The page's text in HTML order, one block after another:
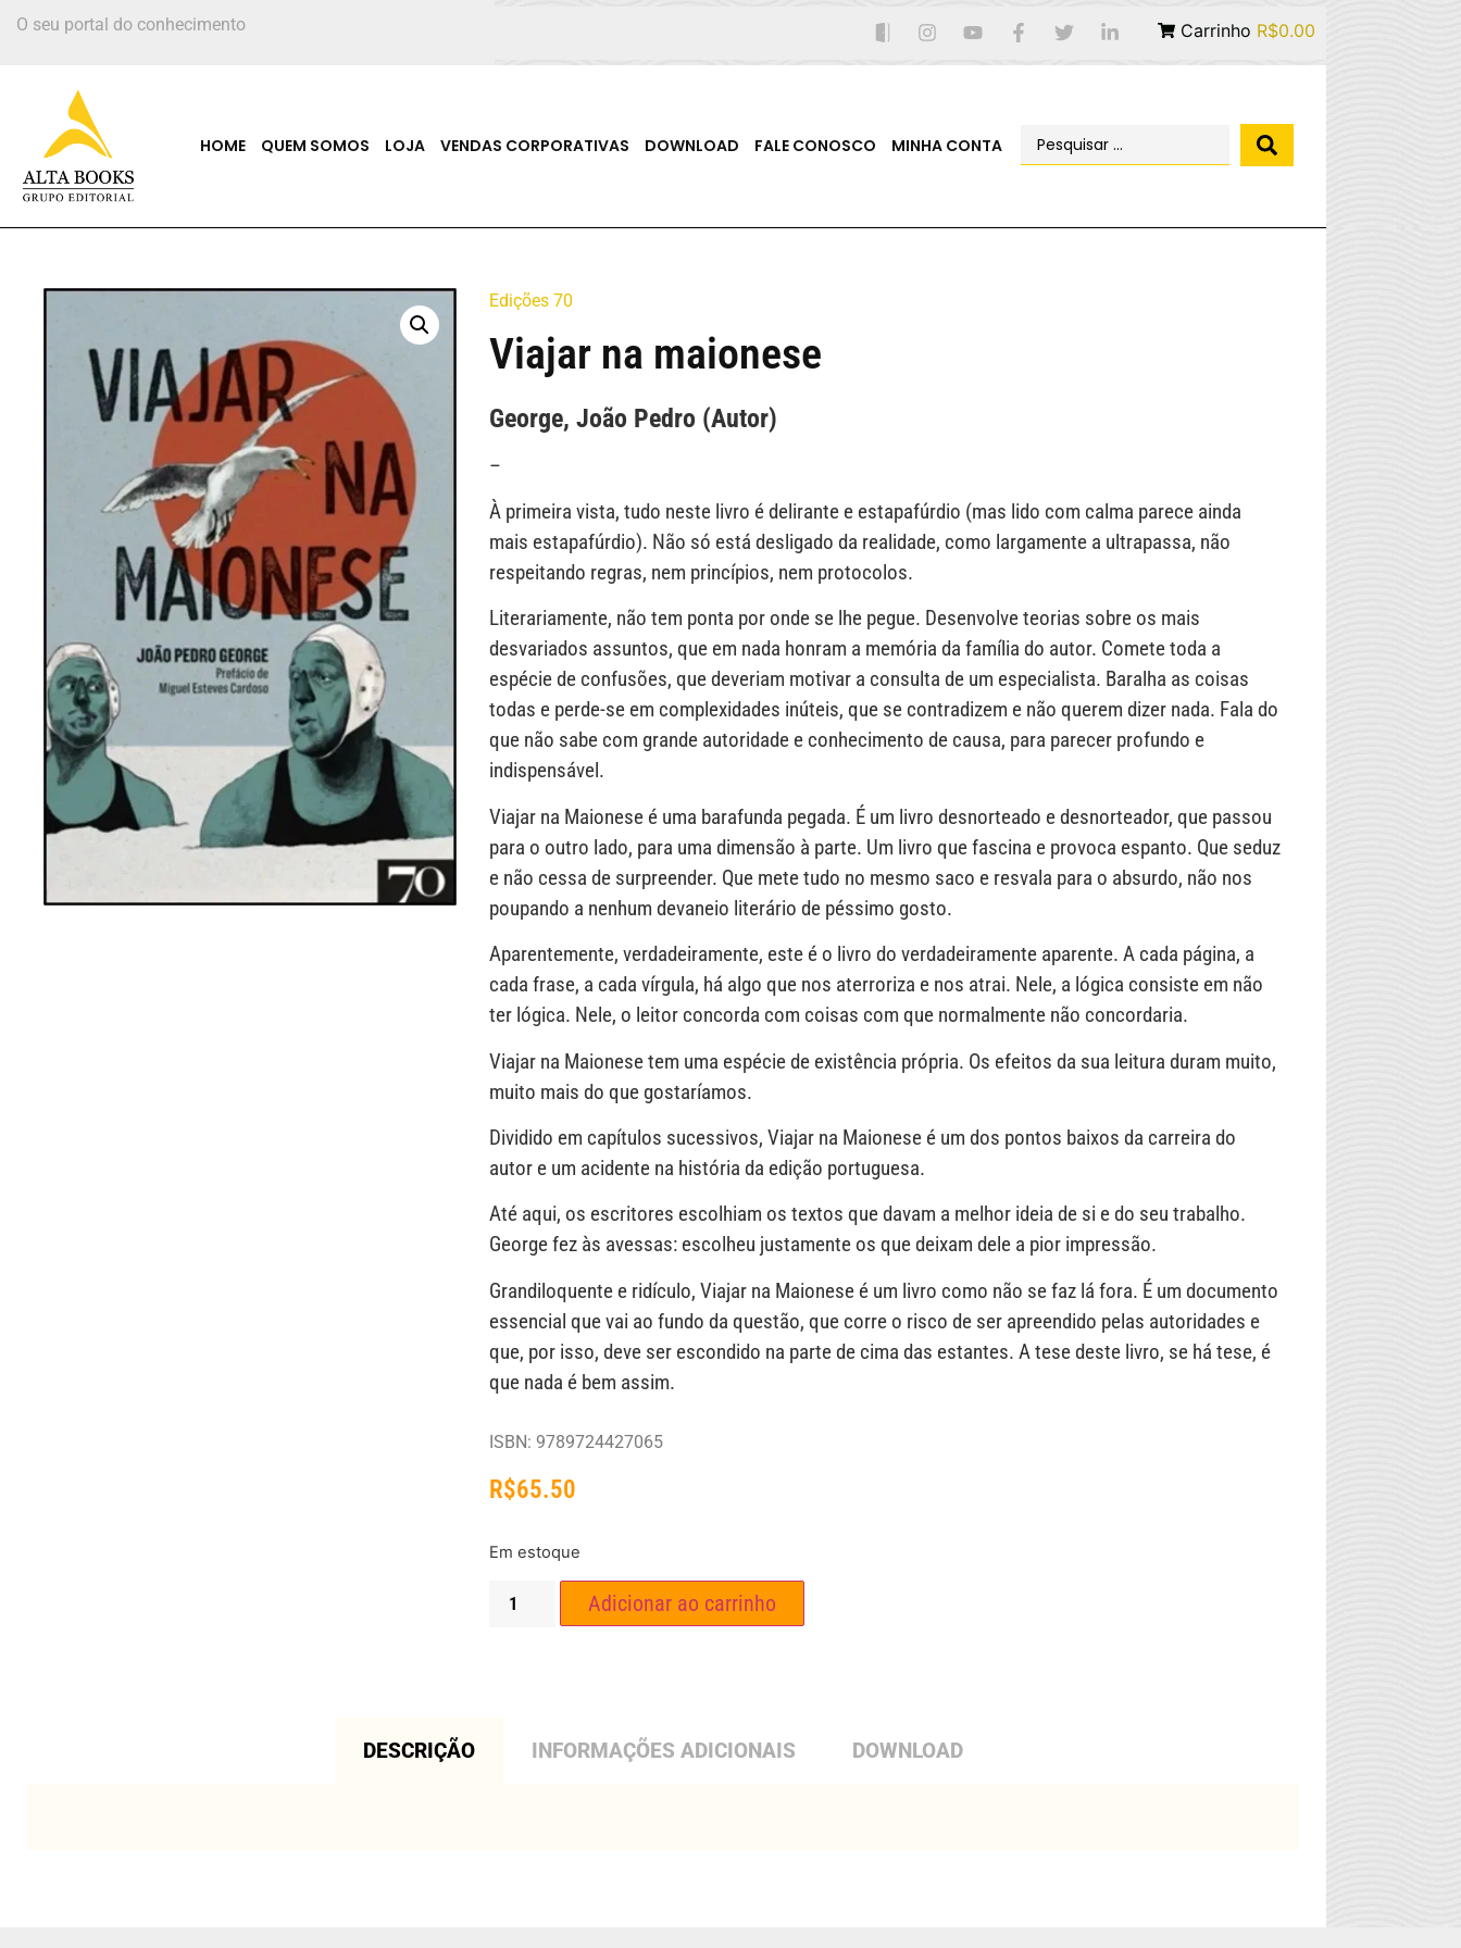
O seu portal do conhecimento Carrinho R$0.00
HOME QUEM SOMOS LOJA VENDAS CORPORATIVAS DOWNLOAD FALE CONOSCO MINHA CONTA
Edições 70
Viajar na maionese
George, João Pedro (Autor)
–
À primeira vista, tudo neste livro é delirante e estapafúrdio (mas lido com calma parece ainda
mais estapafúrdio). Não só está desligado da realidade, como largamente a ultrapassa, não
respeitando regras, nem princípios, nem protocolos.
Literariamente, não tem ponta por onde se lhe pegue. Desenvolve teorias sobre os mais
desvariados assuntos, que em nada honram a memória da família do autor. Comete toda a
espécie de confusões, que deveriam motivar a consulta de um especialista. Baralha as coisas
todas e perde-se em complexidades inúteis, que se contradizem e não querem dizer nada. Fala do
que não sabe com grande autoridade e conhecimento de causa, para parecer profundo e
indispensável.
Viajar na Maionese é uma barafunda pegada. É um livro desnorteado e desnorteador, que passou
para o outro lado, para uma dimensão à parte. Um livro que fascina e provoca espanto. Que seduz
e não cessa de surpreender. Que mete tudo no mesmo saco e resvala para o absurdo, não nos
poupando a nenhum devaneio literário de péssimo gosto.
Aparentemente, verdadeiramente, este é o livro do verdadeiramente aparente. A cada página, a
cada frase, a cada vírgula, há algo que nos aterroriza e nos atrai. Nele, a lógica consiste em não
ter lógica. Nele, o leitor concorda com coisas com que normalmente não concordaria.
Viajar na Maionese tem uma espécie de existência própria. Os efeitos da sua leitura duram muito,
muito mais do que gostaríamos.
Dividido em capítulos sucessivos, Viajar na Maionese é um dos pontos baixos da carreira do
autor e um acidente na história da edição portuguesa.
Até aqui, os escritores escolhiam os textos que davam a melhor ideia de si e do seu trabalho.
George fez às avessas: escolheu justamente os que deixam dele a pior impressão.
Grandiloquente e ridículo, Viajar na Maionese é um livro como não se faz lá fora. É um documento
essencial que vai ao fundo da questão, que corre o risco de ser apreendido pelas autoridades e
que, por isso, deve ser escondido na parte de cima das estantes. A tese deste livro, se há tese, é
que nada é bem assim.
ISBN: 9789724427065
R$65.50
Em estoque
Adicionar ao carrinho
DESCRIÇÃO INFORMAÇÕES ADICIONAIS DOWNLOAD